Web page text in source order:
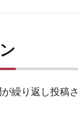
繰り返し投稿さ